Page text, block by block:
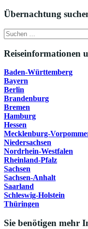
Übernachtung
Suche
nach:
Reiseinformationen
Baden-Württemberg
Bayern
Berlin
Brandenburg
Bremen
Hamburg
Hessen
Mecklenburg-
Niedersachsen
Nordrhein-Westfalen
Rheinland-Pfalz
Sachsen
Sachsen-Anhalt
Saarland
Schleswig-Holstein
Thüringen
Sie benötigen mehr